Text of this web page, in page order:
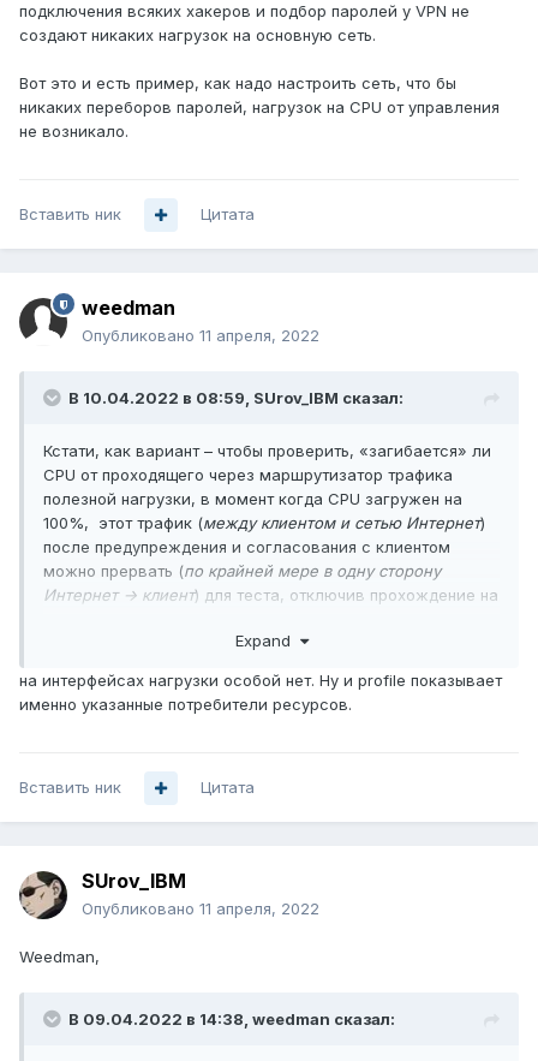
подключения всяких хакеров и подбор паролей у VPN не
создают никаких нагрузок на основную сеть.
Вот это и есть пример, как надо настроить сеть, что бы
никаких переборов паролей, нагрузок на CPU от управления
не возникало.
Вставить ник Цитата
weedman
Опубликовано 11 апреля, 2022
В 10.04.2022 в 08:59, SUrov_IBM сказал:
Кстати, как вариант – чтобы проверить, «загибается» ли
CPU от проходящего через маршрутизатор трафика
полезной нагрузки, в момент когда CPU загружен на
100%, этот трафик (между клиентом и сетью Интернет)
после предупреждения и согласования с клиентом
можно прервать (по крайней мере в одну сторону
Интернет -> клиент) для теста, отключив прохождение на
Expand
на интерфейсах нагрузки особой нет. Ну и profile показывает
именно указанные потребители ресурсов.
Вставить ник Цитата
SUrov_IBM
Опубликовано 11 апреля, 2022
Weedman,
В 09.04.2022 в 14:38, weedman сказал: